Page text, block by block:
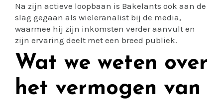
Na zijn actieve loopbaan is Bakelants ook aan de
slag gegaan als wieleranalist bij de media,
waarmee hij zijn inkomsten verder aanvult en
zijn ervaring deelt met een breed publiek.
Wat we weten over
het vermogen van